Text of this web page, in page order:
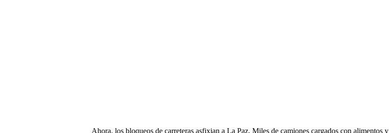
Ahora, los bloqueos de carreteras asfixian a La Paz. Miles de camiones cargados con alimentos y